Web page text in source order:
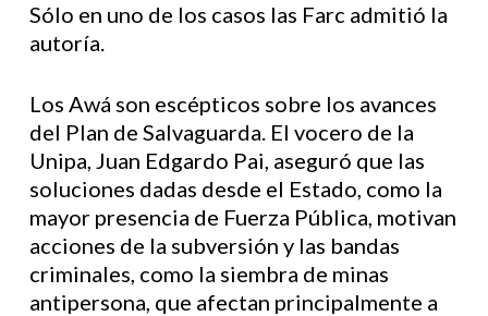
Sólo en uno de los casos las Farc admitió la
autoría.
Los Awá son escépticos sobre los avances
del Plan de Salvaguarda. El vocero de la
Unipa, Juan Edgardo Pai, aseguró que las
soluciones dadas desde el Estado, como la
mayor presencia de Fuerza Pública, motivan
acciones de la subversión y las bandas
criminales, como la siembra de minas
antipersona, que afectan principalmente a